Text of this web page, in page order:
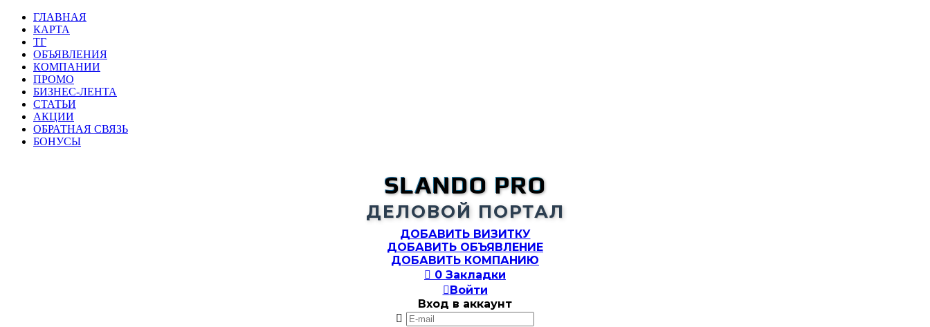
ГЛАВНАЯ
КАРТА
ТГ
ОБЪЯВЛЕНИЯ
КОМПАНИИ
ПРОМО
БИЗНЕС-ЛЕНТА
СТАТЬИ
АКЦИИ
ОБРАТНАЯ СВЯЗЬ
БОНУСЫ
SLANDO PRO
ДЕЛОВОЙ ПОРТАЛ
ДОБАВИТЬ ВИЗИТКУ
ДОБАВИТЬ ОБЪЯВЛЕНИЕ
ДОБАВИТЬ КОМПАНИЮ
 0 Закладки
Войти
Вход в аккаунт
